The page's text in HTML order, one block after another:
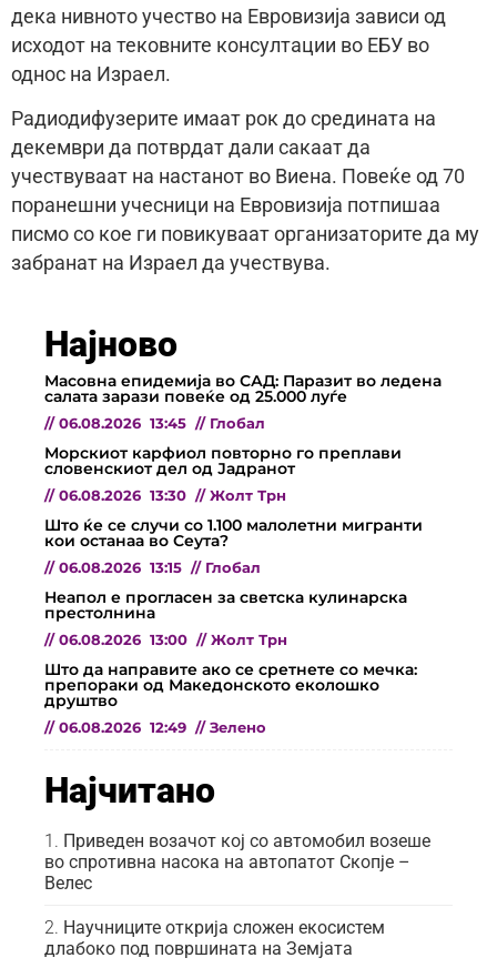
дека нивното учество на Евровизија зависи од
исходот на тековните консултации во ЕБУ во
однос на Израел.
Радиодифузерите имаат рок до средината на
декември да потврдат дали сакаат да
учествуваат на настанот во Виена. Повеќе од 70
поранешни учесници на Евровизија потпишаа
писмо со кое ги повикуваат организаторите да му
забранат на Израел да учествува.
Најново
Масовна епидемија во САД: Паразит во ледена
салата зарази повеќе од 25.000 луѓе
// 06.08.2026 13:45 // Глобал
Морскиот карфиол повторно го преплави
словенскиот дел од Јадранот
// 06.08.2026 13:30 // Жолт Трн
Што ќе се случи со 1.100 малолетни мигранти
кои останаа во Сеута?
// 06.08.2026 13:15 // Глобал
Неапол е прогласен за светска кулинарска
престолнина
// 06.08.2026 13:00 // Жолт Трн
Што да направите ако се сретнете со мечка:
препораки од Македонското еколошко
друштво
// 06.08.2026 12:49 // Зелено
Најчитано
Приведен возачот кој со автомобил возеше
во спротивна насока на автопатот Скопје –
Велес
Научниците открија сложен екосистем
длабоко под површината на Земјата